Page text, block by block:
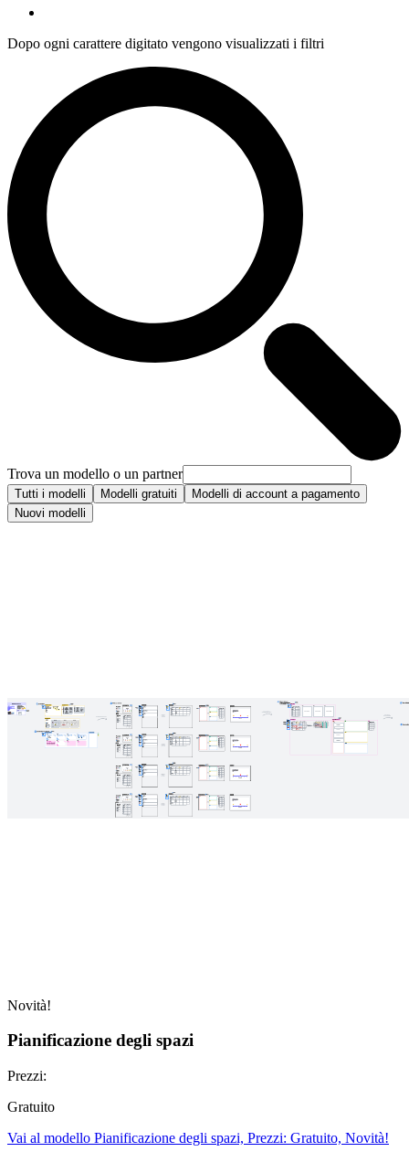
Dopo ogni carattere digitato vengono visualizzati i filtri
Trova un modello o un partner
Tutti i modelli Modelli gratuiti
Modelli di account a pagamento
Nuovi modelli
Novità!
Pianificazione degli spazi
Prezzi:
Gratuito
Vai al modello Pianificazione degli spazi, Prezzi: Gratuito, Novità!